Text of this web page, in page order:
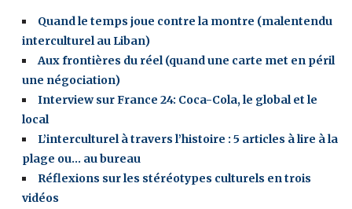
Quand le temps joue contre la montre (malentendu
interculturel au Liban)
Aux frontières du réel (quand une carte met en péril
une négociation)
Interview sur France 24: Coca-Cola, le global et le
local
L’interculturel à travers l’histoire : 5 articles à lire à la
plage ou… au bureau
Réflexions sur les stéréotypes culturels en trois
vidéos